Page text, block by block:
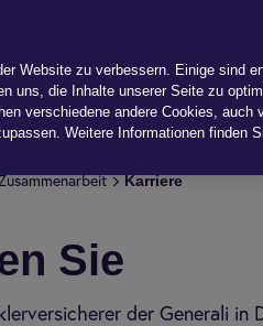
News Produkte
Kar­riere
Sie
der Generali in
Website zu verbessern. Einige sind
uns, die Inhalte unserer Seite zu
verschiedene andere Cookies, auch
Weitere Informationen finden